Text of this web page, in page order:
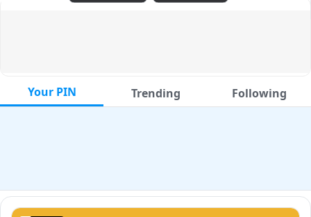
ADVERTISEMENT
Your PIN Trending Following